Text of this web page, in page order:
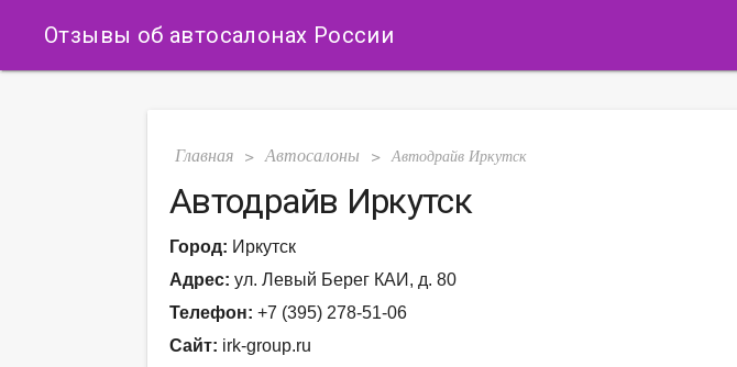
Отзывы об автосалонах России
Главная > Автосалоны > Автодрайв Иркутск
Автодрайв Иркутск
Город: Иркутск
Адрес: ул. Левый Берег КАИ, д. 80
Телефон: +7 (395) 278-51-06
Сайт: irk-group.ru